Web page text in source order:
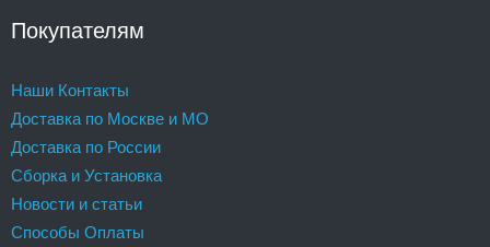
Покупателям
Наши Контакты
Доставка по Москве и МО
Доставка по России
Сборка и Установка
Новости и статьи
Способы Оплаты